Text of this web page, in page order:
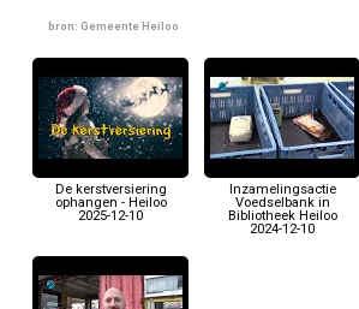
bron: Gemeente Heiloo
De kerstversiering
ophangen - Heiloo
2025-12-10
Inzamelingsactie
Voedselbank in
Bibliotheek Heiloo
2024-12-10